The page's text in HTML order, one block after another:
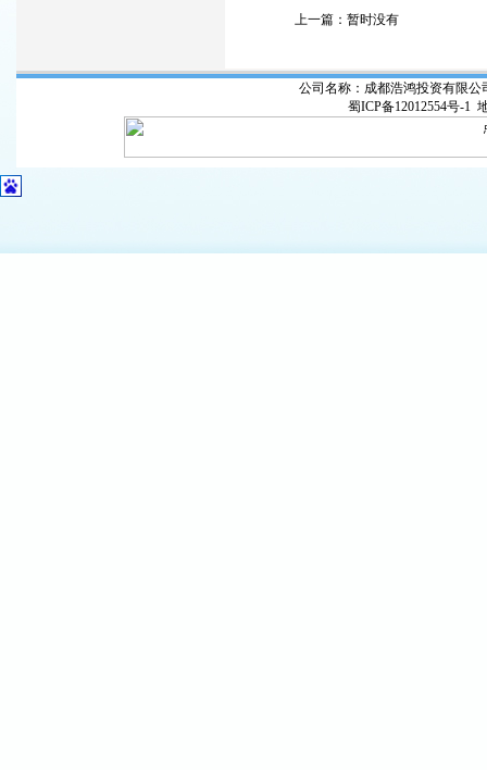
上一篇：暂时没有
公司名称：成都浩鸿投资有限公
蜀ICP备12012554号-1地